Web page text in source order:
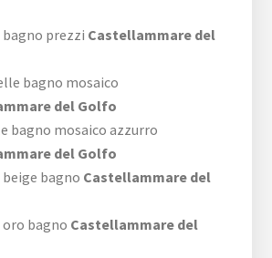
prezzi Castellammare del
bagno mosaico
del Golfo
bagno mosaico azzurro
del Golfo
bagno Castellammare del
bagno Castellammare del